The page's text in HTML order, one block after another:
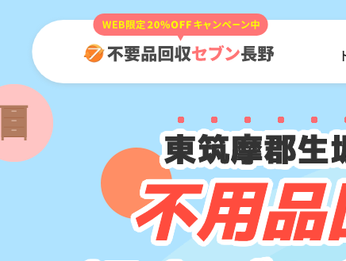
東筑摩郡生
不用品